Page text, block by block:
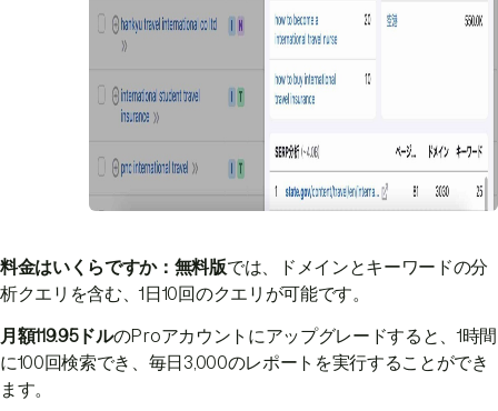
料金はいくらですか： 無料版では、ドメインとキーワードの分
析クエリを含む、1日10回のクエリが可能です。
月額119.95ドルのProアカウントにアップグレードすると、1時間
に100回検索でき、毎日3,000のレポートを実行することができ
ます。